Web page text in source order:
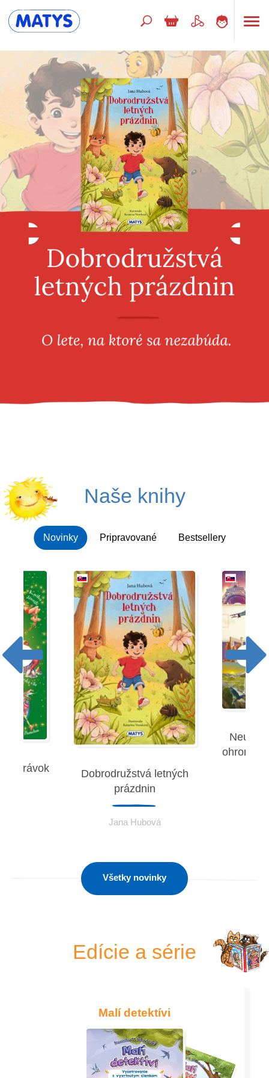
Beletria pre deti
Doplnkový sortiment
Jazyky
Poézia
Populárno - náučné pre deti
Predškoláci
Výchova a pedagogika
Všetky kategórie
Naše knihy
Novinky Pripravované Bestsellery
Dobrodružstvá letných
prázdnin
Jana Hubová
Všetky novinky
Edície a série
Malí detektívi